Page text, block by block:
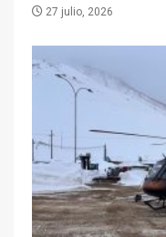
27 julio, 2026